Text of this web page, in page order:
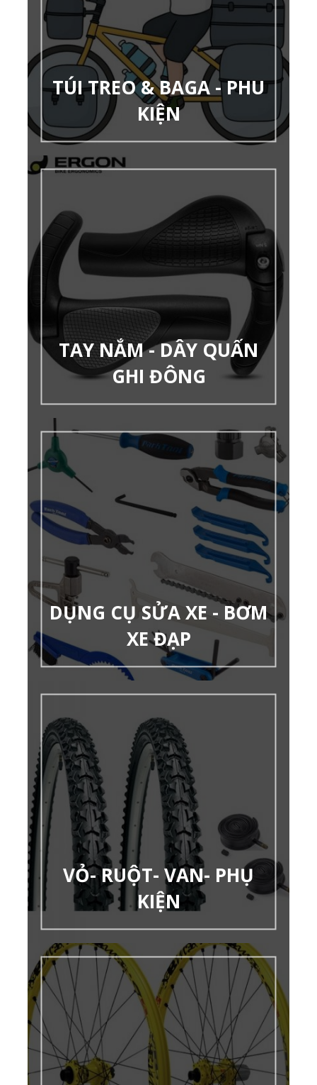
TÚI TREO & BAGA - PHU
KIỆN
TAY NẮM - DÂY QUẤN
GHI ĐÔNG
DỤNG CỤ SỬA XE - BƠM
XE ĐẠP
VỎ- RUỘT- VAN- PHỤ
KIỆN